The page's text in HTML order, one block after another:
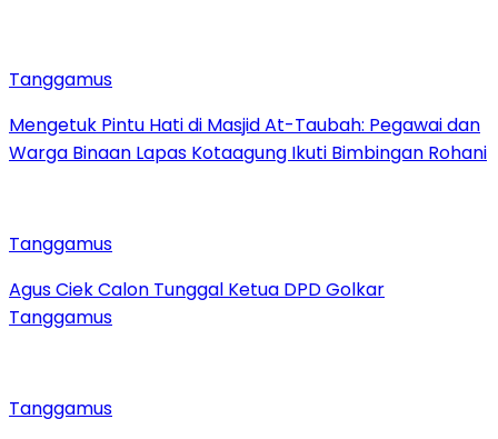
Tanggamus
Mengetuk Pintu Hati di Masjid At-Taubah: Pegawai dan
Warga Binaan Lapas Kotaagung Ikuti Bimbingan Rohani
Tanggamus
Agus Ciek Calon Tunggal Ketua DPD Golkar
Tanggamus
Tanggamus